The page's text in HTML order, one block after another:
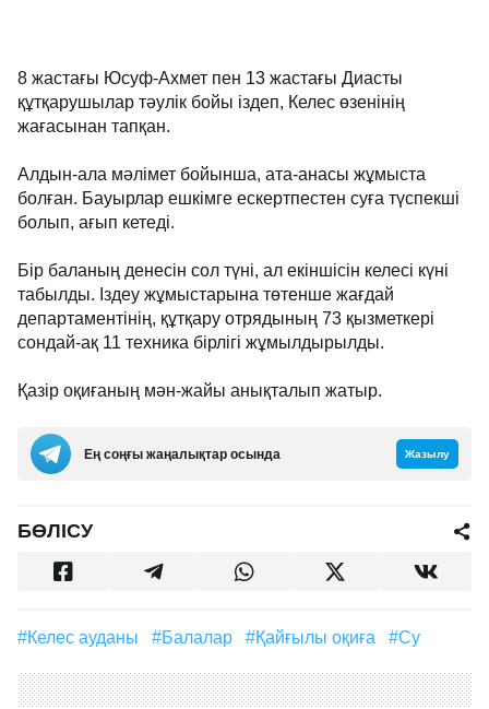
8 жастағы Юсуф-Ахмет пен 13 жастағы Диасты
құтқарушылар тәулік бойы іздеп, Келес өзенінің
жағасынан тапқан.
Алдын-ала мәлімет бойынша, ата-анасы жұмыста
болған. Бауырлар ешкімге ескертпестен суға түспекші
болып, ағып кетеді.
Бір баланың денесін сол түні, ал екіншісін келесі күні
табылды. Іздеу жұмыстарына төтенше жағдай
департаментінің, құтқару отрядының 73 қызметкері
сондай-ақ 11 техника бірлігі жұмылдырылды.
Қазір оқиғаның мән-жайы анықталып жатыр.
Ең соңғы жаңалықтар осында Жазылу
БӨЛІСУ
#Келес ауданы #Балалар #қайғылы оқиға #су